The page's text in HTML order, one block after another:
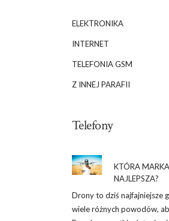
ELEKTRONIKA
INTERNET
TELEFONIA GSM
Z INNEJ PARAFII
Telefony
KTÓRA
NAJLEPSZA?
Drony to dziś najfajniejsze
wiele różnych powodów,